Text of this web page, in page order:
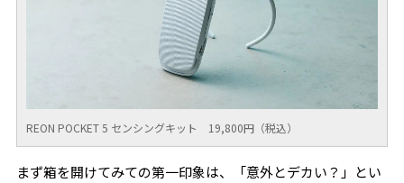
REON POCKET 5 センシングキット 19,800円（税込）
まず箱を開けてみての第一印象は、「意外とデカい？」とい